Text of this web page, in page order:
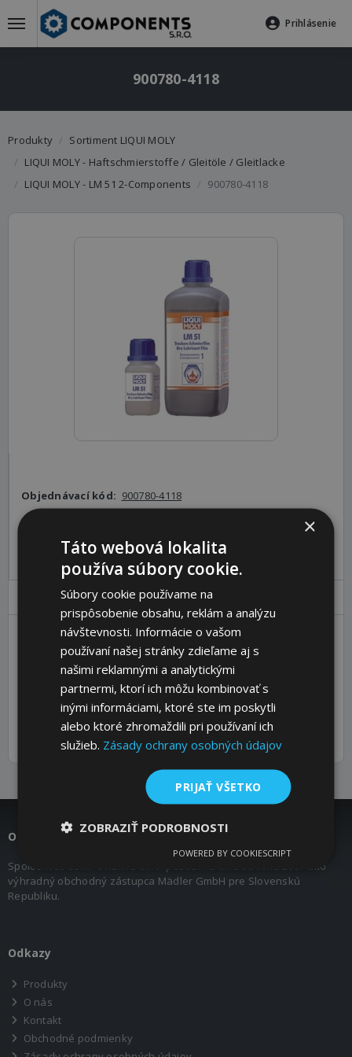
Prihlásenie
900780-4118
Produkty
Sortiment LIQUI MOLY
LIQUI MOLY - Haftschmierstoffe / Gleitöle / Gleitlacke
LIQUI MOLY - LM 51 2-Components
900780-4118
Objednávací kód: 900780-4118
Parametre Popis
Packaging unit (pcs)
12
Package type
Flasche Kunststoff
Package content
1 kg
Weight (kg)
1,175
O nás
Spoločnosť COMPONENTS s.r.o. pôsobí na trhu od roku 2007 ako
výhradný obchodný zástupca Mädler GmbH pre Slovenskú
Republiku.
Odkazy
Produkty
O nás
Kontakt
Obchodné podmienky
×
Táto webová lokalita
používa súbory cookie.
Súbory cookie používame na
prispôsobenie obsahu, reklám a analýzu
návštevnosti. Informácie o vašom
používaní našej stránky zdieľame aj s
našimi reklamnými a analytickými
partnermi, ktorí ich môžu kombinovať s
inými informáciami, ktoré ste im poskytli
alebo ktoré zhromaždili pri používaní ich
služieb. Zásady ochrany osobných údajov
PRIJAŤ VŠETKO
ZOBRAZIŤ PODROBNOSTI
POWERED BY COOKIESCRIPT